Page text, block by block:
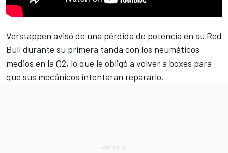
Verstappen avisó de una pérdida de potencia en su Red
Bull durante su primera tanda con los neumáticos
medios en la Q2, lo que le obligó a volver a boxes para
que sus mecánicos intentaran repararlo.